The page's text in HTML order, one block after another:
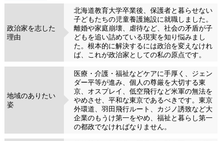
政治家を志した
理由
北海道教育大学卒業後、保護者と暮らせない
子どもたちの児童養護施設に就職しました。
離婚や家庭崩壊、虐待など、社会の矛盾が子
どもを追い詰めている現実を知り悩みまし
た。根本的に解決するには政治を変えなけれ
ば、これが政治家としての私の原点です。
地域のありたい
姿
医療・介護・福祉などケアに手厚く、ジェン
ダー平等が進み、個人の尊厳を大切する東
京、オスプレイ、低空飛行など米軍の無法を
やめさせ、平和な東京であるべきです。東京
外環道、羽田飛行ルート、カジノ誘致など大
企業のもうけ第一をやめ、福祉と暮らし第一
の都政でなければなりません。